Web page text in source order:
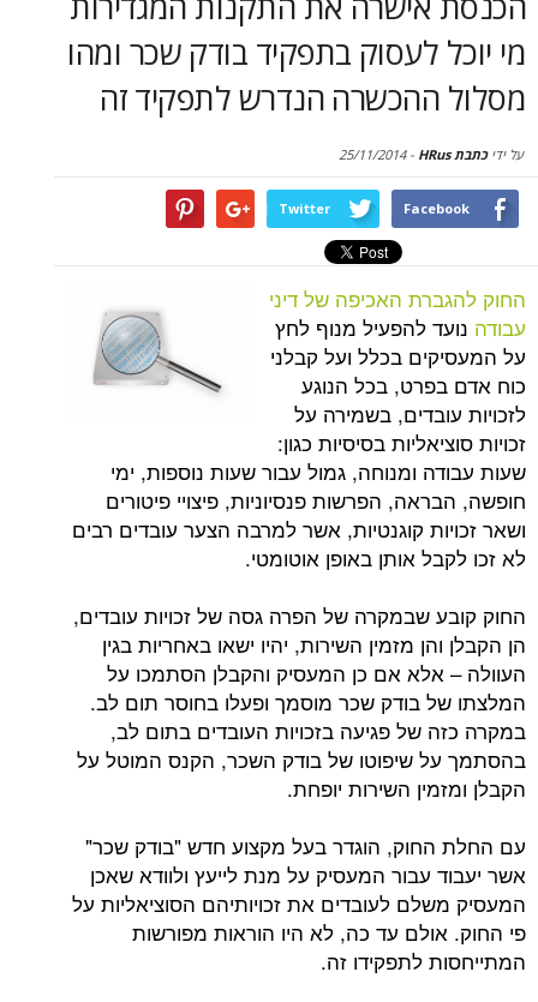
לעסוק בתפקיד בודק שכר ומהו
הנדרש לתפקיד זה
-
25/11/2014
Twitter
האכיפה של דיני
להפעיל מנוף לחץ
בכלל ועל קבלני
בכל הנוגע
בשמירה על
בסיסיות כגון:
ומנוחה, גמול עבור שעות נוספות, ימי
הפרשות פנסיוניות, פיצויי פיטורים
קוגנטיות, אשר למרבה הצער עובדים רבים
אותן באופן אוטומטי.
שבמקרה של הפרה גסה של זכויות עובדים,
מזמין השירות, יהיו ישאו באחריות בגין
אם כן המעסיק והקבלן הסתמכו על
בודק שכר מוסמך ופעלו בחוסר תום לב.
של פגיעה בזכויות העובדים בתום לב,
שיפוטו של בודק השכר, הקנס המוטל על
השירות יופחת.
הוגדר בעל מקצוע חדש "בודק שכר"
עבור המעסיק על מנת לייעץ ולוודא שאכן
לעובדים את זכויותיהם הסוציאליות על
עד כה, לא היו הוראות מפורשות
לתפקידו זה.